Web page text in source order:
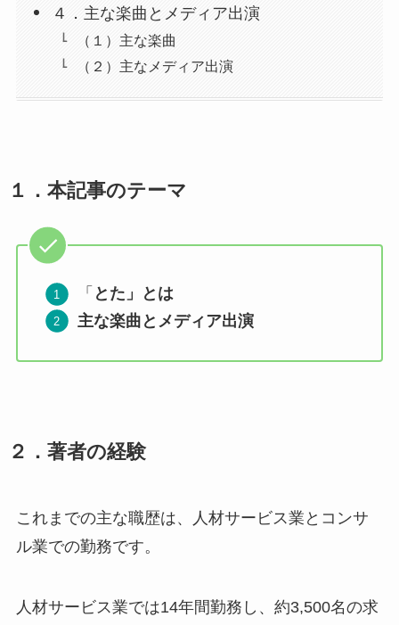
４．主な楽曲とメディア出演
（１）主な楽曲
（２）主なメディア出演
１． 本記事のテーマ
「 とた」とは
主な楽曲とメディア出演
２． 著者の経験
これまでの主な職歴は、人材サービス業とコンサ
ル業での勤務です。
人材サービス業では14年間勤務し、約3,500名の求